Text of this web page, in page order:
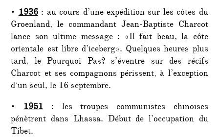
•1936 : au cours d’une expédition sur les côtes du
Groenland, le commandant Jean-Baptiste Charcot
lance son ultime message : «Il fait beau, la côte
orientale est libre d’iceberg». Quelques heures plus
tard, le Pourquoi Pas? s’éventre sur des récifs
Charcot et ses compagnons périssent, à l’exception
d’un seul, le 16 septembre.
•1951
: les troupes communistes chinoises
pénètrent dans Lhassa. Début de l’occupation du
Tibet.